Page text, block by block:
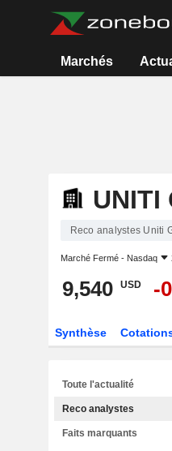
Marchés
UNITI
Reco analystes Uniti
Marché Fermé - Nasdaq
9,540 USD -
Synthèse
Toute l'actualité
Reco analystes
Faits marquants